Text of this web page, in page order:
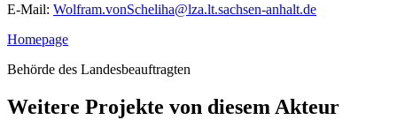
E-Mail: Wolfram.vonScheliha@lza.lt.sachsen-anhalt.de
Homepage
Behörde des Landesbeauftragten
Weitere Projekte von diesem Akteur